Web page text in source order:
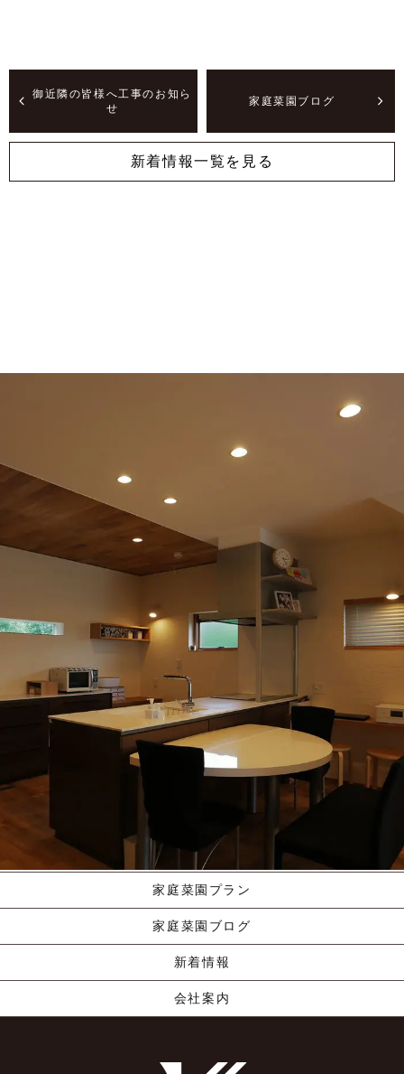
御近隣の皆様へ工事のお知ら
せ
家庭菜園ブログ
新着情報一覧を見る
資料請求する
くりやま建築のこだわり
家庭菜園プラン
家庭菜園ブログ
新着情報
会社案内